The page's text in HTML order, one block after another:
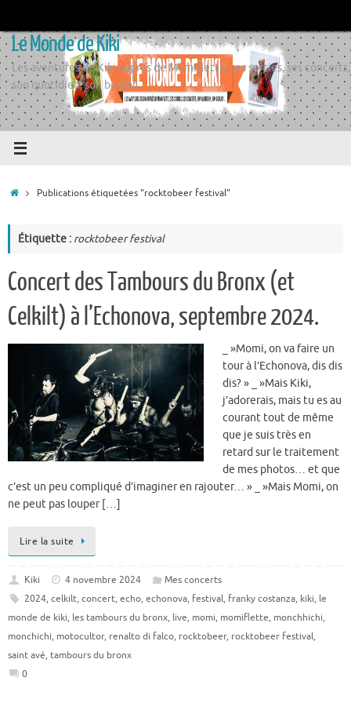
contenu
Le Monde de Kiki
Les aventures de Kiki auprès de Momiflette, ses sorties, ses concerts,
son quotidien, son boulot
AccueilPublications étiquetées "rocktobeer festival"
Étiquette : rocktobeer festival
Concert des Tambours du Bronx (et
Celkilt) à l’Echonova, septembre 2024.
_ »Momi, on va faire un
tour à l’Echonova, dis dis
dis? » _ »Mais Kiki,
j’adorerais, mais tu es au
courant tout de même
que je suis très en
retard sur le traitement
de mes photos… et que
c’est un peu compliqué d’imaginer en rajouter… » _ »Mais Momi, on
ne peut pas louper […]
Lire la suite
Kiki 4 novembre 2024
Mes concerts
2024, celkilt, concert, echo, echonova, festival, franky costanza, kiki, le
monde de kiki, les tambours du bronx, live, momi, momiflette, monchhichi,
monchichi, motocultor, renalto di falco, rocktobeer, rocktobeer festival,
saint avé, tambours du bronx
0